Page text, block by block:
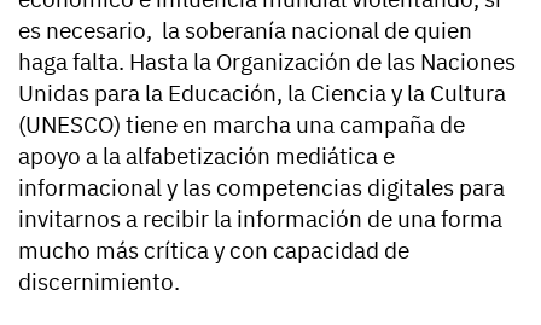
es necesario, la soberanía nacional de quien
haga falta. Hasta la Organización de las Naciones
Unidas para la Educación, la Ciencia y la Cultura
(UNESCO) tiene en marcha una campaña de
apoyo a la alfabetización mediática e
informacional y las competencias digitales para
invitarnos a recibir la información de una forma
mucho más crítica y con capacidad de
discernimiento.